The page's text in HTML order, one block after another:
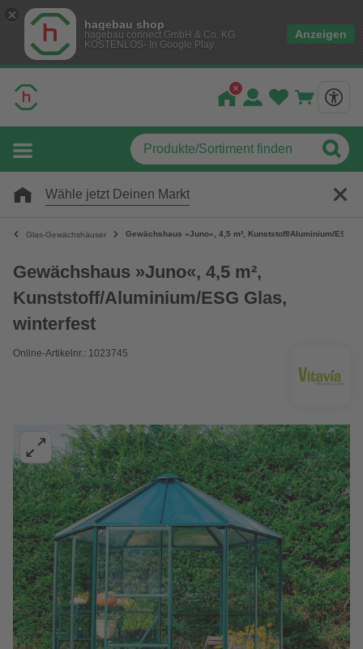
hagebau shop
hagebau connect GmbH & Co. KG
KOSTENLOS- In Google Play
Anzeigen
Wähle jetzt Deinen Markt
Glas-Gewächshäuser Gewächshaus »Juno«, 4,5 m², Kunststoff/Aluminium/ESG
Gewächshaus »Juno«, 4,5 m²,
Kunststoff/Aluminium/ESG Glas,
winterfest
Online-Artikelnr.: 1023745